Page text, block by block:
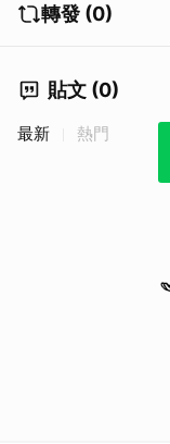
轉發 (0)
貼文 (0)
最新 熱門